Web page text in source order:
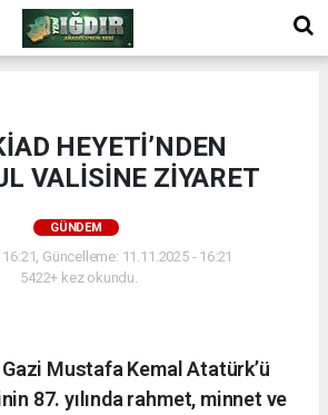
HEYETİ’NDEN
VALİSİNE ZİYARET
GÜNDEM
Güncelleme: 11.11.2025 - 16:21
5422+ kez okundu.
Mustafa Kemal Atatürk’ü
87. yılında rahmet, minnet ve